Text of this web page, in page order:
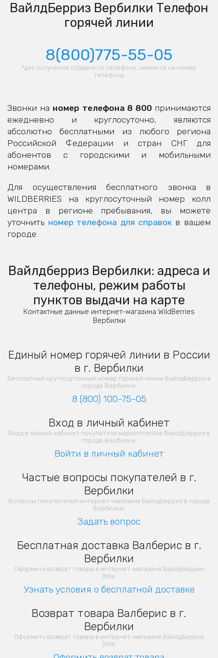
ВайлдБерриз Вербилки Телефон
горячей линии
8(800)775-55-05
*для получения справки по телефону, нажмите на номер
телефона
Звонки на номер телефона 8 800принимаются
ежедневно и круглосуточно, являются
абсолютно бесплатными из любого региона
Российской Федерации и стран СНГ для
абонентов с городскими и мобильными
номерами.
Для осуществления бесплатного звонка в
WILDBERRIES на круглосуточный номер колл
центра в регионе пребывания, вы можете
уточнить номер телефона для справокв вашем
городе.
Вайлдберриз Вербилки: адреса и
телефоны, режим работы
пунктов выдачи на карте
Контактные данные интернет-магазина WildBerries
Вербилки
Единый номер горячей линии в России
в г. Вербилки
Бесплатный круглосуточный номер горячей линии ВайлдБерриз в
городе Вербилки:
8 (800) 100-75-05
Вход в личный кабинет
Вход в личный кабинет покупателя маркетплейса ВайлдБерриз в
городе Вербилки:
Войти в личный кабинет
Частые вопросы покупателей в г.
Вербилки
Вопросы покупателей интернет-магазина ВайлдБерриз в городе
Вербилки:
Задать вопрос
Бесплатная доставка Валберис в г.
Вербилки
Оформить возврат товара в интернет-магазине ВайлдБерриз
{title:
Узнать условия о бесплатной доставке
Возврат товара Валберис в г.
Вербилки
Оформить возврат товара в интернет-магазине ВайлдБерриз
{title: